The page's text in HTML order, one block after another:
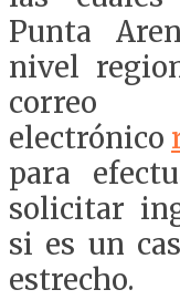
Punta
nivel
correo
electrónico
para
solicitar
si es un
estrecho.